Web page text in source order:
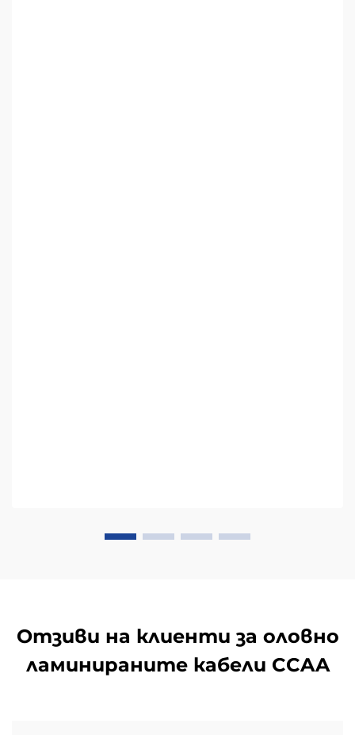
Отзиви на клиенти за оловно
ламинираните кабели CCAA